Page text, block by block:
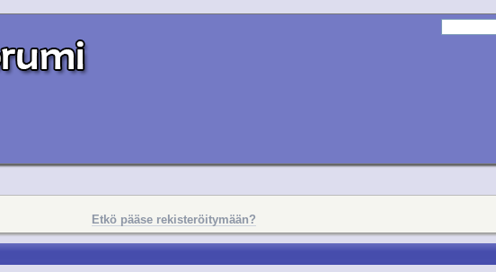
Etkö pääse rekisteröitymään?